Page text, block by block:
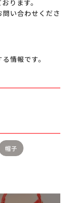
ります。
い合わせくださ
情報です。
帽子